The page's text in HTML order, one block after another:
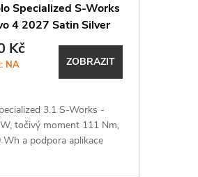
Specialized S-Works
4 2027 Satin Silver
Pearl / Gloss
Kč
NA
ZOBRAZIT
3.1 S-Works -
točivý moment 111 Nm,
Wh a podpora aplikace